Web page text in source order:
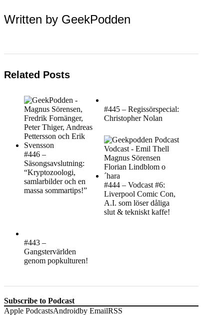
Written by GeekPodden
Related Posts
#446 –
Säsongsavslutning:
“Kryptozoologi,
samlarbilder och en
massa sommartips!”
#445 – Regissörspecial:
Christopher Nolan
#444 – Vodcast #6:
Liverpool Comic Con,
A.I. som löser dåliga
slut & tekniskt kaffe!
#443 –
Gangstervärlden
genom popkulturen!
Subscribe to Podcast
Apple PodcastsAndroidby EmailRSS